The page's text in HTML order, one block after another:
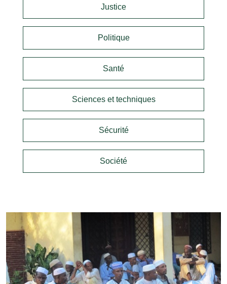
Justice
Politique
Santé
Sciences et techniques
Sécurité
Société